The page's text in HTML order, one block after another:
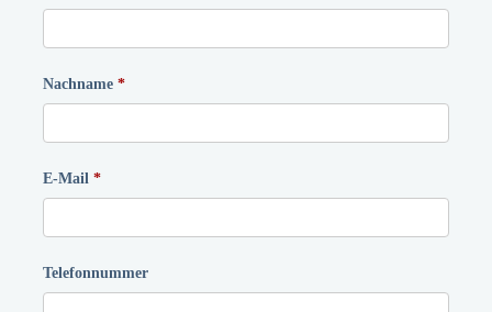
Nachname
E-Mail
Telefonnummer